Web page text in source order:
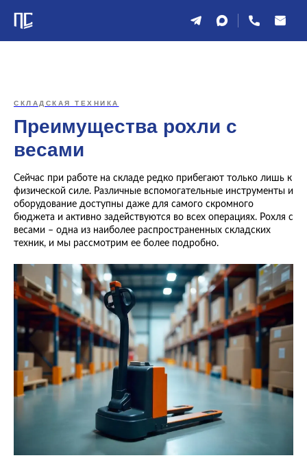
СКЛАДСКАЯ ТЕХНИКА
Преимущества рохли с
весами
Сейчас при работе на складе редко прибегают только лишь к
физической силе. Различные вспомогательные инструменты и
оборудование доступны даже для самого скромного
бюджета и активно задействуются во всех операциях. Рохля с
весами – одна из наиболее распространенных складских
техник, и мы рассмотрим ее более подробно.